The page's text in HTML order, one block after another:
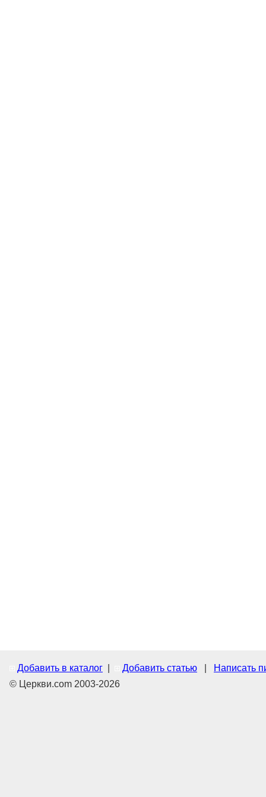
Добавить в каталог Добавить статью
Написать
© Церкви.com 2003-2026